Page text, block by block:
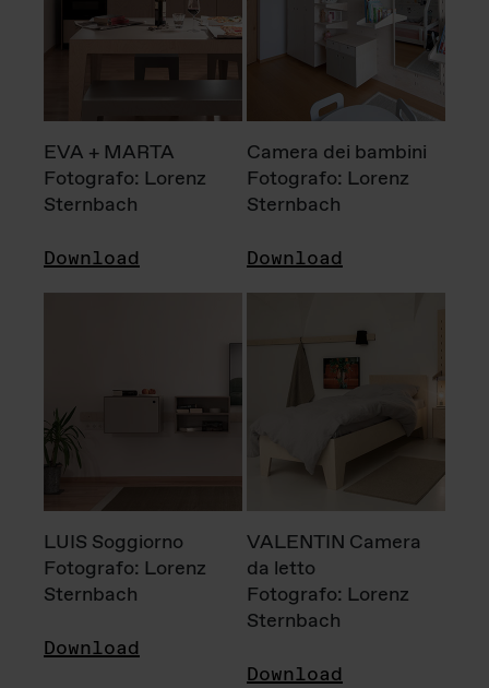
EVA + MARTA
Fotografo: Lorenz
Sternbach
Download
Camera dei bambini
Fotografo: Lorenz
Sternbach
Download
LUIS Soggiorno
Fotografo: Lorenz
Sternbach
Download
VALENTIN Camera
da letto
Fotografo: Lorenz
Sternbach
Download